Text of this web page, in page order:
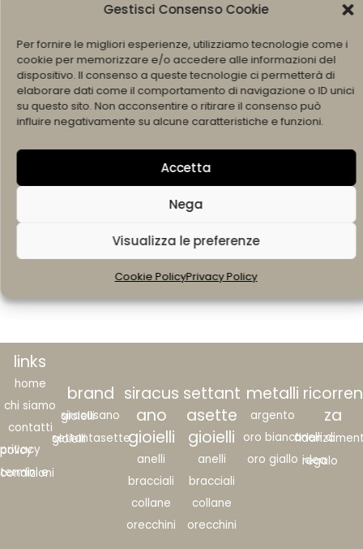
Gestisci Consenso Cookie
Per fornire le migliori esperienze, utilizziamo tecnologie come i
cookie per memorizzare e/o accedere alle informazioni del
dispositivo. Il consenso a queste tecnologie ci permetterà di
elaborare dati come il comportamento di navigazione o ID unici
su questo sito. Non acconsentire o ritirare il consenso può
influire negativamente su alcune caratteristiche e funzioni.
Accetta
Nega
Visualizza le preferenze
Cookie PolicyPrivacy Policy
AGGIUNGI AL CARRELLO
PUNTO LUCE TORNITO
AGGIUNGI AL CARRELLO
PUNTO LUCE TORNITO
IGI
All Products Loaded
links
home
chi siamo
contatti
privacy policy
termini e condizioni
brand
siracusano gioielli
settantasette gioielli
siracus
ano
gioielli
anelli
bracciali
collane
orecchini
settant
asette
gioielli
anelli
bracciali
collane
orecchini
metalli
argento
oro bianco
oro giallo
ricorren
za
anelli di
idea regalo